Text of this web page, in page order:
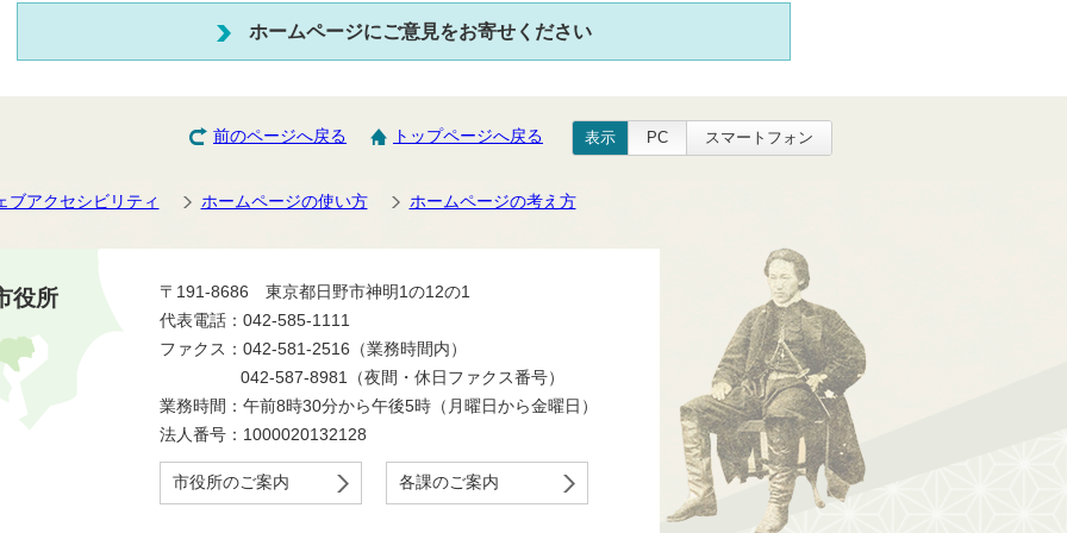
ホームページにご意見をお寄せください
前のページへ戻る トップページへ戻る 表示 PC スマートフォン
ブアクセシビリティ ホームページの使い方 ホームページの考え方
役所
〒191-8686 東京都日野市神明1の12の1
代表電話：042-585-1111
ファクス：042-581-2516（業務時間内）
042-587-8981（夜間・休日ファクス番号）
業務時間：午前8時30分から午後5時（月曜日から金曜日）
法人番号：1000020132128
市役所のご案内 各課のご案内